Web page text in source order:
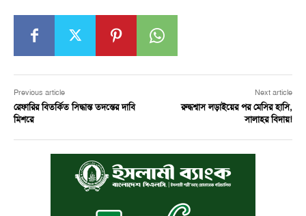
Previous article
রেফারির বিতর্কিত সিদ্ধান্ত তদন্তের দাবি
মিশরে
Next article
রুদ্ধশ্বাস লড়াইয়ের পর মেসির হাসি,
সালাহর বিদায়!